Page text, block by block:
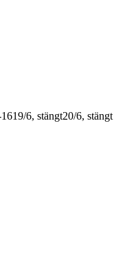
19/6, stängt20/6, stängt